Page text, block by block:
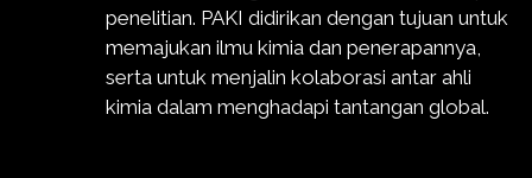
penelitian. PAKI didirikan dengan tujuan untuk
memajukan ilmu kimia dan penerapannya,
serta untuk menjalin kolaborasi antar ahli
kimia dalam menghadapi tantangan global.